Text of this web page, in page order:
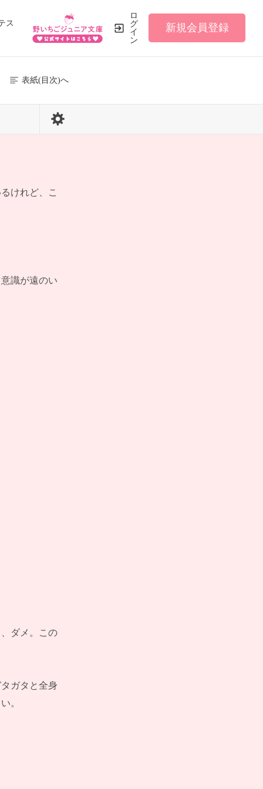
ス
ロ
グ
イ
ン
新規会員登録
表紙(目次)へ
2 / 219
けれど、こ
識が遠のい
ダメ。この
ガタと全身
。